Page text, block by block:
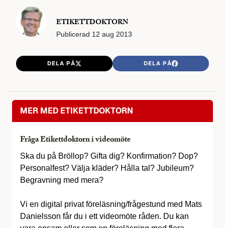
ETIKETTDOKTORN
Publicerad 12 aug 2013
DELA PÅ DELA PÅ
MER MED ETIKETTDOKTORN
Fråga Etikettdoktorn i videomöte
Ska du på Bröllop? Gifta dig? Konfirmation? Dop?
Personalfest? Välja kläder? Hålla tal? Jubileum?
Begravning med mera?
Vi en digital privat föreläsning/frågestund med Mats
Danielsson får du i ett videomöte råden. Du kan